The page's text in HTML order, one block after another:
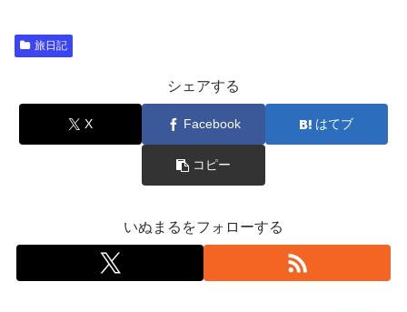
旅日記
シェアする
X Facebook はてブ
コピー
いぬまるをフォローする